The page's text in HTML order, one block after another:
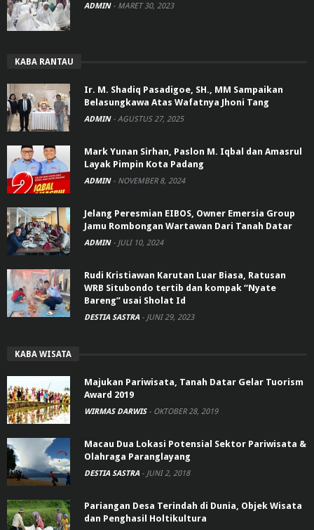
ADMIN - MARET 30, 2023
KABA RANTAU
Ir. M. Shadiq Pasadigoe, SH., MM Sampaikan
Belasungkawa Atas Wafatnya Jhoni Tang
ADMIN - AGUSTUS 27, 2025
Mark Yunan Sirhan, Paslon M. Iqbal dan Amasrul
Layak Pimpin Kota Padang
ADMIN - NOVEMBER 8, 2024
Jelang Peresmian EIBOS, Owner Emersia Group
Jamu Rombongan Wartawan Dari Tanah Datar
ADMIN - JULI 10, 2024
Rudi Kristiawan Karutan Luar Biasa, Ratusan
WRB Situbondo tertib dan kompak “Nyate
Bareng” usai Sholat Id
DESTIA SASTRA - JUNI 29, 2023
KABA WISATA
Majukan Pariwisata, Tanah Datar Gelar Tuorism
Award 2019
WIRMAS DARWIS - OKTOBER 28, 2019
Macau Dua Lokasi Potensial Sektor Pariwisata &
Olahraga Paranglayang
DESTIA SASTRA - JUNI 2, 2018
Pariangan Desa Terindah di Dunia, Objek Wisata
dan Penghasil Holtikultura